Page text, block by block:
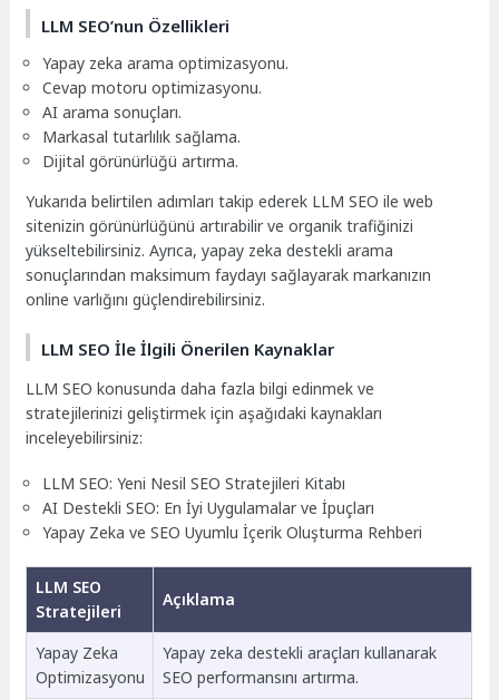
LLM SEO’nun Özellikleri
Yapay zeka arama optimizasyonu.
Cevap motoru optimizasyonu.
AI arama sonuçları.
Markasal tutarlılık sağlama.
Dijital görünürlüğü artırma.
Yukarıda belirtilen adımları takip ederek LLM SEO ile web
sitenizin görünürlüğünü artırabilir ve organik trafiğinizi
yükseltebilirsiniz. Ayrıca, yapay zeka destekli arama
sonuçlarından maksimum faydayı sağlayarak markanızın
online varlığını güçlendirebilirsiniz.
LLM SEO İle İlgili Önerilen Kaynaklar
LLM SEO konusunda daha fazla bilgi edinmek ve
stratejilerinizi geliştirmek için aşağıdaki kaynakları
inceleyebilirsiniz:
LLM SEO: Yeni Nesil SEO Stratejileri Kitabı
AI Destekli SEO: En İyi Uygulamalar ve İpuçları
Yapay Zeka ve SEO Uyumlu İçerik Oluşturma Rehberi
LLM SEO
Stratejileri
Açıklama
Yapay Zeka
Optimizasyonu
Yapay zeka destekli araçları kullanarak
SEO performansını artırma.